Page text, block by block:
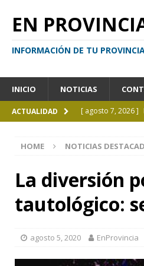
EN
INFORMACIÓN DE TU
INICIO NOTICIAS
ACTUALIDAD [ agosto 7, 2026 ]
[ agosto 6, 2026 ]
[ agosto 6, 2026 ]
[ agosto 7, 2026 ]
HOME NOTICIAS
La diversión
tautológico:
agosto 5, 2020 EnProvincia